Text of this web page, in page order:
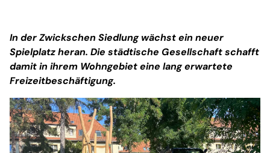
In der Zwickschen Siedlung wächst ein neuer
Spielplatz heran. Die städtische Gesellschaft schafft
damit in ihrem Wohngebiet eine lang erwartete
Freizeitbeschäftigung.